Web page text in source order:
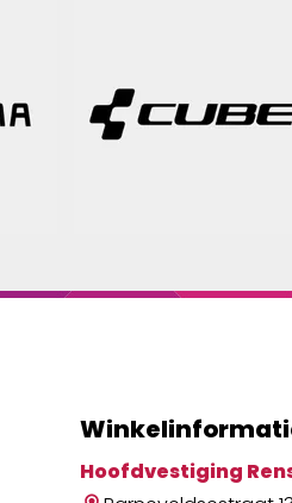
Hoofdvestiging